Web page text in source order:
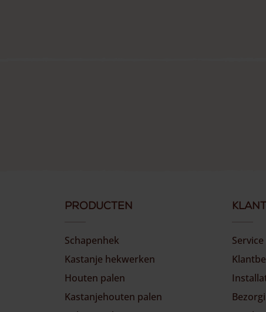
Producten
Schapenhek
Kastanje hekwerken
Houten palen
Kastanjehouten palen